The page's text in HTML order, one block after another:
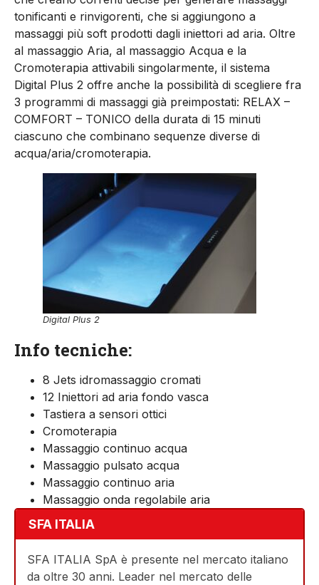
tonificanti e rinvigorenti, che si aggiungono a
massaggi più soft prodotti dagli iniettori ad aria. Oltre
al massaggio Aria, al massaggio Acqua e la
Cromoterapia attivabili singolarmente, il sistema
Digital Plus 2 offre anche la possibilità di scegliere fra
3 programmi di massaggi già preimpostati: RELAX –
COMFORT – TONICO della durata di 15 minuti
ciascuno che combinano sequenze diverse di
acqua/aria/cromoterapia.
Digital Plus 2
Info tecniche:
8 Jets idromassaggio cromati
12 Iniettori ad aria fondo vasca
Tastiera a sensori ottici
Cromoterapia
Massaggio continuo acqua
Massaggio pulsato acqua
Massaggio continuo aria
Massaggio onda regolabile aria
SFA ITALIA
SFA ITALIA SpA è presente nel mercato italiano
da oltre 30 anni. Leader nel mercato delle